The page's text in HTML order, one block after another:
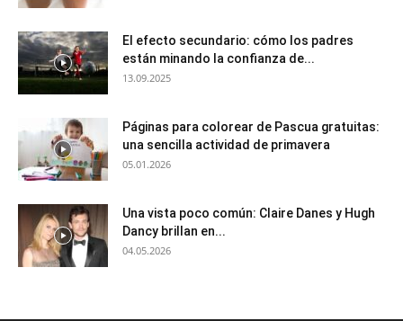
El efecto secundario: cómo los padres
están minando la confianza de...
13.09.2025
Páginas para colorear de Pascua gratuitas:
una sencilla actividad de primavera
05.01.2026
Una vista poco común: Claire Danes y Hugh
Dancy brillan en...
04.05.2026